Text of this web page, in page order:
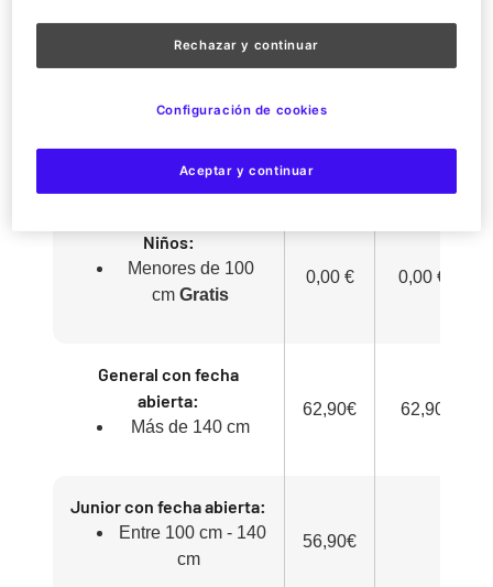
acompañante
Familia
persona)
32,90
Niños:
Menores de 100
cm Gratis
0,00 € 0,00 €
General con fecha
abierta:
Más de 140 cm
62,90€ 62,90
Junior con fecha abierta:
Entre 100 cm - 140
cm
56,90€
Rechazar y continuar
Aceptar y continuar
Configuración de cookies